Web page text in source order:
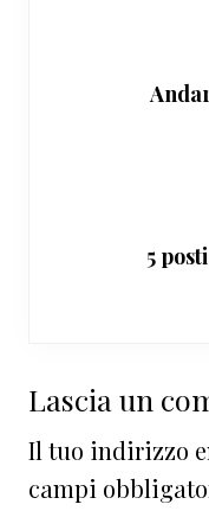
5
del
lettore
Lascia un
Il tuo indirizzo
campi